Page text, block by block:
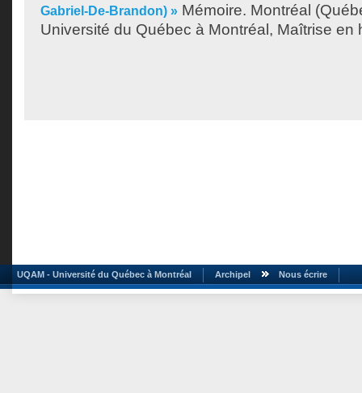
Gabriel-De-Brandon) » Mémoire. Montréal
Université du Québec à Montréal, Maîtrise en
UQAM - Université du Québec à Montréal Archipel Nous écrire